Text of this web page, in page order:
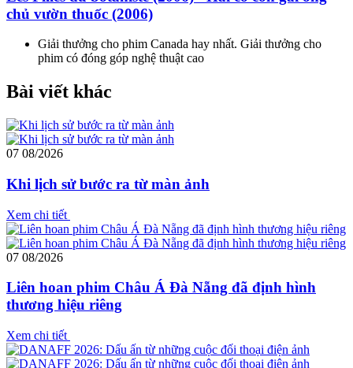
chủ vườn thuốc (2006)
Giải thưởng cho phim Canada hay nhất. Giải thưởng cho
phim có đóng góp nghệ thuật cao
Bài viết khác
07 08/2026
Khi lịch sử bước ra từ màn ảnh
Xem chi tiết
07 08/2026
Liên hoan phim Châu Á Đà Nẵng đã định hình
thương hiệu riêng
Xem chi tiết